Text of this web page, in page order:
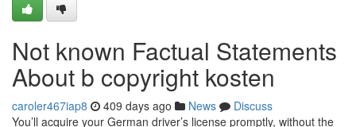
Not known Factual Statements
About b copyright kosten
caroler467iap8 409 days ago News
Discuss
You’ll acquire your German driver’s license promptly, without the